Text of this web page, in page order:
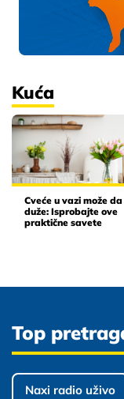
Kuća
Cveće u vazi može
duže: Isprobajte ove
praktične savete
Top
Naxi radio uživo